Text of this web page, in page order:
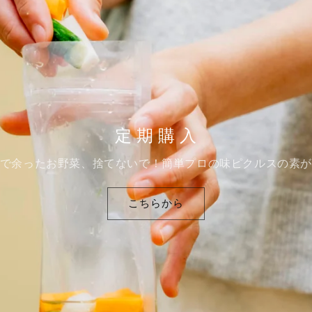
定 期 購 入
余ったお野菜、捨てないで！簡単プロの味ピクルスの素
こちらから